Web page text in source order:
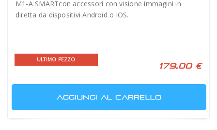
M1-A SMARTcon accessori con visione immagini in
diretta da dispositivi Android o iOS.
ULTIMO PEZZO
179,00 €
AGGIUNGI AL CARRELLO